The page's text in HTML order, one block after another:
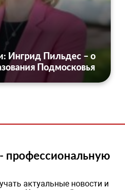
Ингрид Пильдес – о
Подмосковья
профессиональную
актуальные новости и